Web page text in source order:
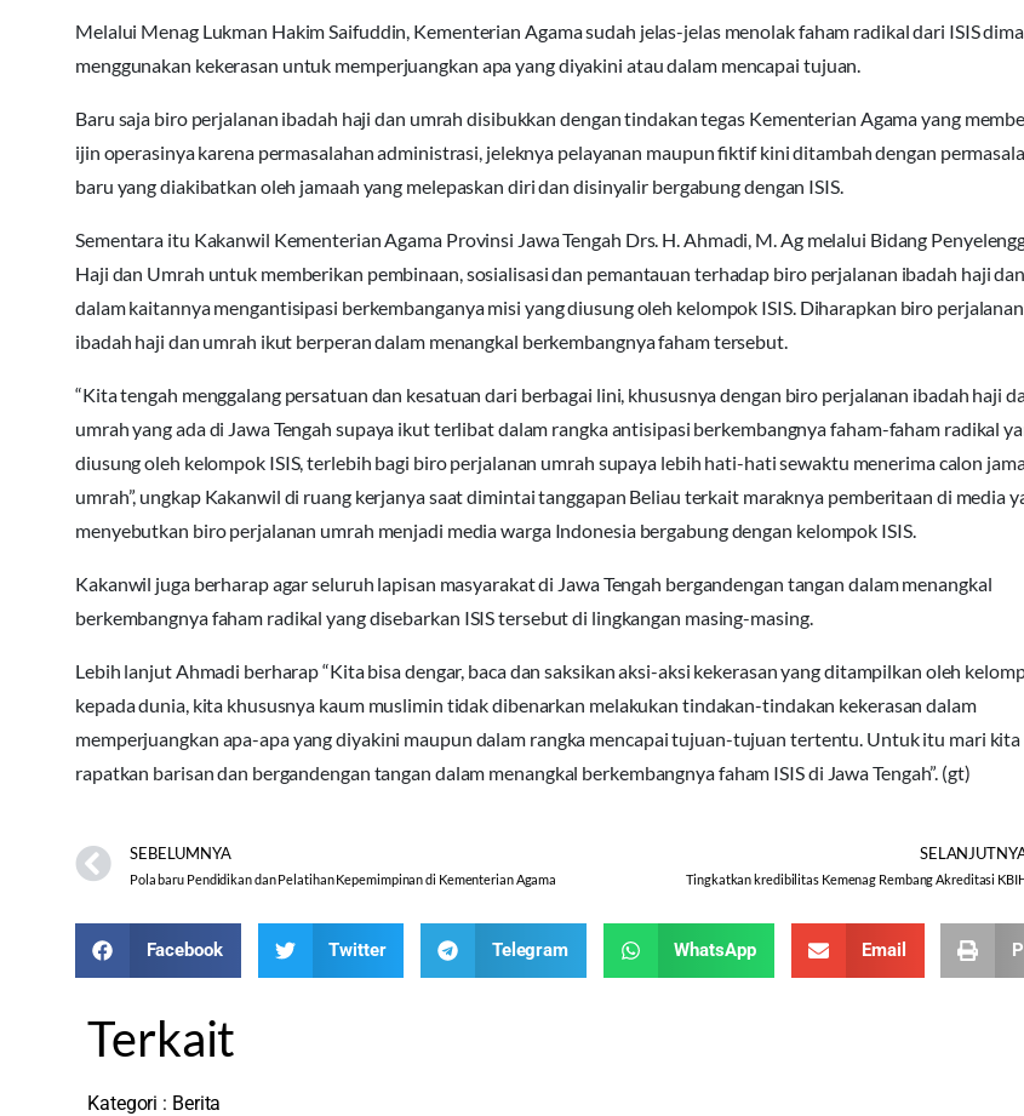
Melalui Menag Lukman Hakim Saifuddin, Kementerian Agama sudah jelas-jelas menolak faham radikal dari ISIS
menggunakan kekerasan untuk memperjuangkan apa yang diyakini atau dalam mencapai tujuan.
Baru saja biro perjalanan ibadah haji dan umrah disibukkan dengan tindakan tegas Kementerian Agama yang
ijin operasinya karena permasalahan administrasi, jeleknya pelayanan maupun fiktif kini ditambah dengan
baru yang diakibatkan oleh jamaah yang melepaskan diri dan disinyalir bergabung dengan ISIS.
Sementara itu Kakanwil Kementerian Agama Provinsi Jawa Tengah Drs. H. Ahmadi, M. Ag melalui Bidang
Haji dan Umrah untuk memberikan pembinaan, sosialisasi dan pemantauan terhadap biro perjalanan ibadah haji
dalam kaitannya mengantisipasi berkembanganya misi yang diusung oleh kelompok ISIS. Diharapkan biro perjalanan
ibadah haji dan umrah ikut berperan dalam menangkal berkembangnya faham tersebut.
“Kita tengah menggalang persatuan dan kesatuan dari berbagai lini, khususnya dengan biro perjalanan ibadah haji
umrah yang ada di Jawa Tengah supaya ikut terlibat dalam rangka antisipasi berkembangnya faham-faham radikal
diusung oleh kelompok ISIS, terlebih bagi biro perjalanan umrah supaya lebih hati-hati sewaktu menerima calon
umrah”, ungkap Kakanwil di ruang kerjanya saat dimintai tanggapan Beliau terkait maraknya pemberitaan di media
menyebutkan biro perjalanan umrah menjadi media warga Indonesia bergabung dengan kelompok ISIS.
Kakanwil juga berharap agar seluruh lapisan masyarakat di Jawa Tengah bergandengan tangan dalam menangkal
berkembangnya faham radikal yang disebarkan ISIStersebut di lingkangan masing-masing.
Lebih lanjut Ahmadi berharap “Kita bisa dengar, baca dan saksikan aksi-aksi kekerasan yang ditampilkan oleh
kepada dunia, kita khususnya kaum muslimin tidak dibenarkan melakukan tindakan-tindakan kekerasan dalam
memperjuangkan apa-apa yang diyakini maupun dalam rangka mencapai tujuan-tujuan tertentu. Untuk itu mari kita
rapatkan barisan dan bergandengan tangan dalam menangkal berkembangnya faham ISISdi Jawa Tengah”. (gt)
SEBELUMNYA
Pola baru Pendidikan dan Pelatihan Kepemimpinan di Kementerian Agama Tingkatkan kredibilitas Kemenag Rembang Akreditasi
Facebook Twitter Telegram WhatsApp Email
Terkait
Kategori : Berita